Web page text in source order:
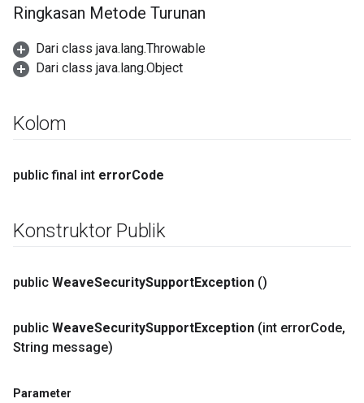
Ringkasan Metode Turunan
Dari class java.lang.Throwable
Dari class java.lang.Object
Kolom
public final int errorCode
Konstruktor Publik
public WeaveSecuritySupportException ()
public WeaveSecuritySupportException (int errorCode,
String message)
Parameter